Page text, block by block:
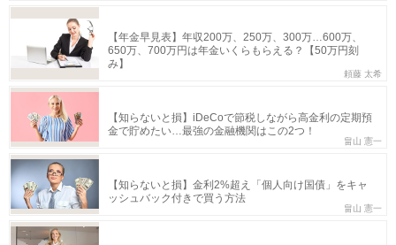
【年金早見表】年収200万、250万、300万…600万、
650万、700万円は年金いくらもらえる？【50万円刻
み】
頼藤 太希
【知らないと損】iDeCoで節税しながら高金利の定期預
金で貯めたい…最強の金融機関はこの2つ！
畠山 憲一
【知らないと損】金利2%超え「個人向け国債」をキャ
ッシュバック付きで買う方法
畠山 憲一